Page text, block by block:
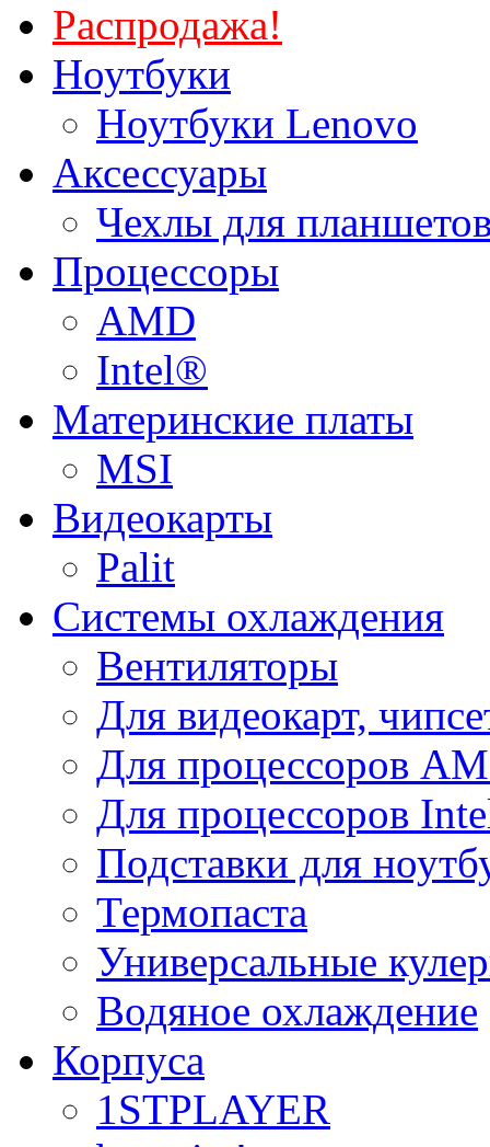
Распродажа!
Ноутбуки
Ноутбуки Lenovo
Аксессуары
Чехлы для
Процессоры
AMD
Intel®
Материнские платы
MSI
Видеокарты
Palit
Системы охлаждения
Вентиляторы
Для видеокарт,
Для процессоров
Для процессоров
Подставки для
Термопаста
Универсальные
Водяное охлаждение
Корпуса
1STPLAYER